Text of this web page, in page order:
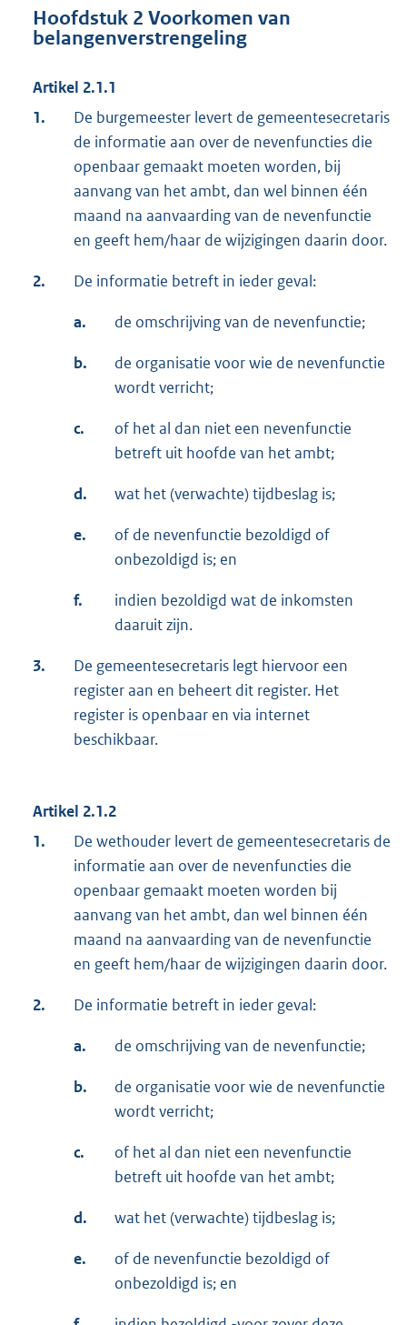
Hoofdstuk 2 Voorkomen van
belangenverstrengeling
Artikel 2.1.1
1.
De burgemeester levert de gemeentesecretaris
de informatie aan over de nevenfuncties die
openbaar gemaakt moeten worden, bij
aanvang van het ambt, dan wel binnen één
maand na aanvaarding van de nevenfunctie
en geeft hem/haar de wijzigingen daarin door.
2. De informatie betreft in ieder geval:
a. de omschrijving van de nevenfunctie;
b.
de organisatie voor wie de nevenfunctie
wordt verricht;
c.
of het al dan niet een nevenfunctie
betreft uit hoofde van het ambt;
d. wat het (verwachte) tijdbeslag is;
e.
of de nevenfunctie bezoldigd of
onbezoldigd is; en
f.
indien bezoldigd wat de inkomsten
daaruit zijn.
3.
De gemeentesecretaris legt hiervoor een
register aan en beheert dit register. Het
register is openbaar en via internet
beschikbaar.
Artikel 2.1.2
1.
De wethouder levert de gemeentesecretaris de
informatie aan over de nevenfuncties die
openbaar gemaakt moeten worden bij
aanvang van het ambt, dan wel binnen één
maand na aanvaarding van de nevenfunctie
en geeft hem/haar de wijzigingen daarin door.
2. De informatie betreft in ieder geval:
a. de omschrijving van de nevenfunctie;
b.
de organisatie voor wie de nevenfunctie
wordt verricht;
c.
of het al dan niet een nevenfunctie
betreft uit hoofde van het ambt;
d. wat het (verwachte) tijdbeslag is;
e.
of de nevenfunctie bezoldigd of
onbezoldigd is; en